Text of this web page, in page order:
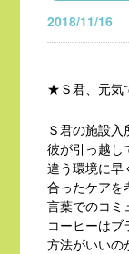
2018/11/16
★Ｓ君、元気
Ｓ君の施設入
彼が引っ越し
違う環境に早
合ったケアを
言葉でのコミ
コーヒーは
方法がいいの